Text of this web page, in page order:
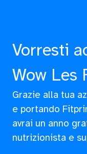
Vorresti
Wow Les
Grazie alla tua
e portando
avrai un anno
nutrizionista e